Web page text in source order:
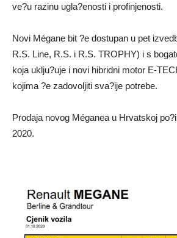
ve?u razinu ugla?enosti i profinjenosti.
Novi Mégane bit ?e dostupan u pet
R.S. Line, R.S. i R.S. TROPHY) i s
koja uklju?uje i novi hibridni motor E-
kojima ?e zadovoljiti sva?ije potrebe.
Prodaja novog Méganea u Hrvatskoj
2020.